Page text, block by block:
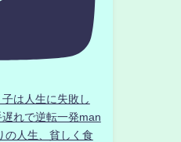
は人生に失敗し
れで逆転一発man
の人生、貧しく食